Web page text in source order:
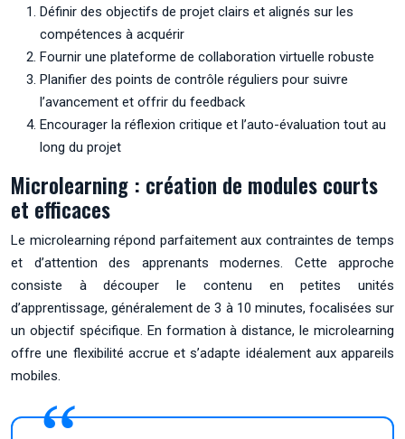
Définir des objectifs de projet clairs et alignés sur les
compétences à acquérir
Fournir une plateforme de collaboration virtuelle robuste
Planifier des points de contrôle réguliers pour suivre
l’avancement et offrir du feedback
Encourager la réflexion critique et l’auto-évaluation tout au
long du projet
Microlearning : création de modules courts
et efficaces
Le microlearning répond parfaitement aux contraintes de temps
et d’attention des apprenants modernes. Cette approche
consiste à découper le contenu en petites unités
d’apprentissage, généralement de 3 à 10 minutes, focalisées sur
un objectif spécifique. En formation à distance, le microlearning
offre une flexibilité accrue et s’adapte idéalement aux appareils
mobiles.